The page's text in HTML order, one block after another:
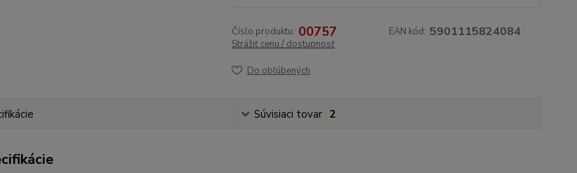
Číslo produktu: 00757 EAN kód: 5901115824084
Strážiť cenu / dostupnosť
Do obľúbených
Súvisiaci tovar 2